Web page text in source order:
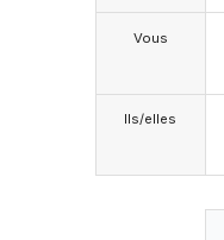
Vous
Ils/elles